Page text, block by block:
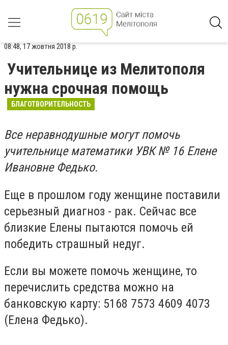
08:48, 17 жовтня 2018 р.
Учительнице из Мелитополя
нужна срочная помощь
БЛАГОТВОРИТЕЛЬНОСТЬ
Все неравнодушные могут помочь
учительнице математики УВК № 16 Елене
Ивановне Федько.
Еще в прошлом году женщине поставили
серьезный диагноз - рак. Сейчас все
близкие Елены пытаются помочь ей
победить страшный недуг.
Если вы можете помочь женщине, то
перечислить средства можно на
банковскую карту: 5168 7573 4609 4073
(Елена Федько).